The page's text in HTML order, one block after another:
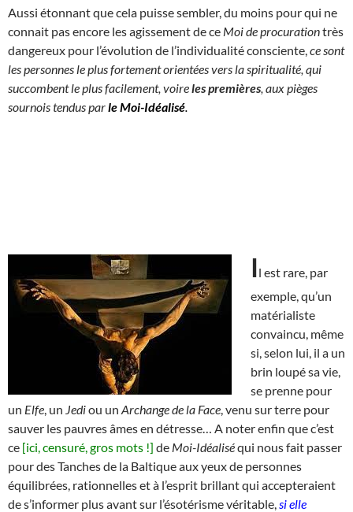
Aussi étonnant que cela puisse sembler, du moins pour qui ne
connait pas encore les agissement de ce Moi de procurationtrès
dangereux pour l’évolution de l’individualité consciente, ce sont
les personnes le plus fortement orientées vers la spiritualité, qui
succombent le plus facilement, voireles premières , aux pièges
sournois tendus parle Moi-Idéalisé
Il est rare, par
exemple, qu’un
matérialiste
convaincu, même
si, selon lui, il a un
brin loupé sa vie,
se prenne pour
un Elfe , un Jediou un Archange de la Face , venu sur terre pour
sauver les pauvres âmes en détresse… A noter enfin que c’est
ce [ici, censuré, gros mots !] de Moi-Idéaliséqui nous fait passer
pour des Tanches de la Baltique aux yeux de personnes
équilibrées, rationnelles et à l’esprit brillant qui accepteraient
de s’informer plus avant sur l’ésotérisme véritable, si elle